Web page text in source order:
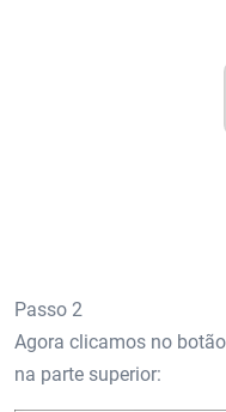
Passo 2
Agora clicamos no
na parte superior: